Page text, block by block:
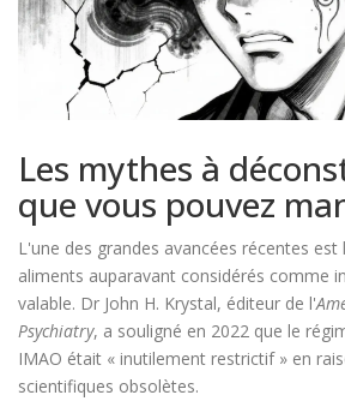
Les mythes à
que vous pouvez
L'une des grandes avancées récentes
aliments auparavant considérés comme
valable. Dr John H. Krystal, éditeur de l'
Psychiatry, a souligné en 2022 que le
IMAO était « inutilement restrictif » en
scientifiques obsolètes.